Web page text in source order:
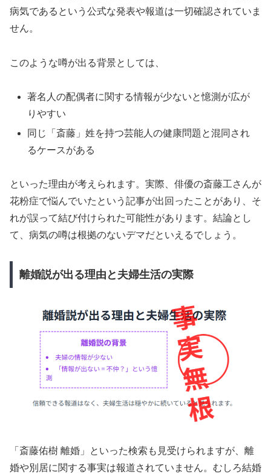
病気であるという公式な発表や報道は一切確認されていま
せん。
このような噂が出る背景としては、
著名人の配偶者に関する情報が少ないと憶測が広が
りやすい
同じ「斎藤」姓を持つ芸能人の健康問題と混同され
るケースがある
といった理由が考えられます。実際、俳優の斎藤工さんが
花粉症で悩んでいたという記事が出回ったことがあり、そ
れが誤って結び付けられた可能性があります。結論とし
て、病気の噂は根拠のないデマだといえるでしょう。
離婚説が出る理由と夫婦生活の実際
「斎藤佑樹 離婚」といった検索も見受けられますが、離
婚や別居に関する事実は報道されていません。むしろ結婚